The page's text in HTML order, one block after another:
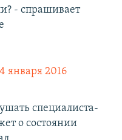
- спрашивает
января 2016
специалиста-
о состоянии